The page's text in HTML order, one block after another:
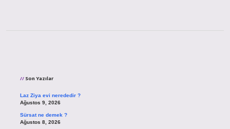
Son Yazılar
Laz Ziya evi nerededir ?
Ağustos 9, 2026
Sürsat ne demek ?
Ağustos 8, 2026